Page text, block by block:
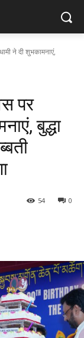
ने दी शुभकामनाएं,
पर
बुद्धा
0
54